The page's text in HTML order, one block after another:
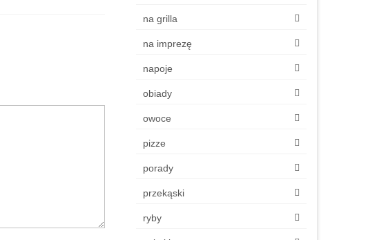
na grilla
na imprezę
napoje
obiady
owoce
pizze
porady
przekąski
ryby